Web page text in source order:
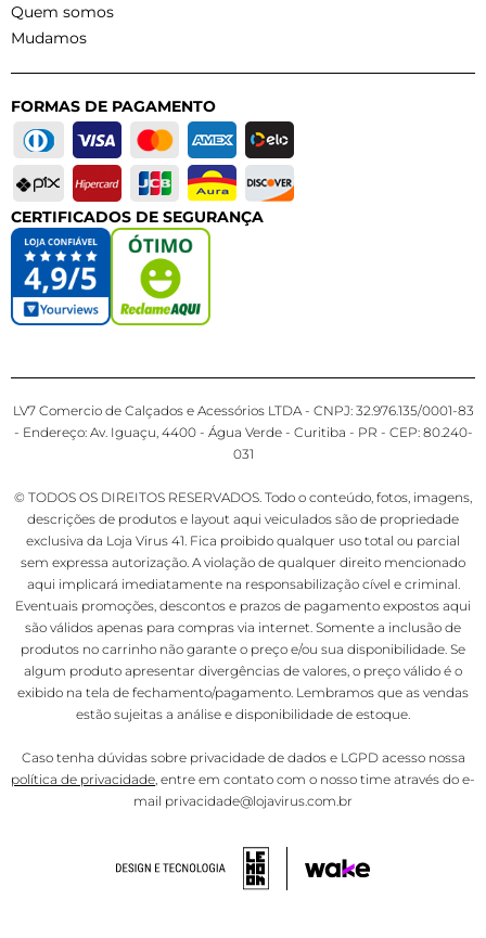
Quem somos
Mudamos
FORMAS DE PAGAMENTO
CERTIFICADOS DE SEGURANÇA
LV7 Comercio de Calçados e Acessórios LTDA - CNPJ: 32.976.135/0001-83
- Endereço: Av. Iguaçu, 4400 - Água Verde - Curitiba - PR - CEP: 80.240-
031
© TODOS OS DIREITOS RESERVADOS. Todo o conteúdo, fotos, imagens,
descrições de produtos e layout aqui veiculados são de propriedade
exclusiva da Loja Virus 41. Fica proibido qualquer uso total ou parcial
sem expressa autorização. A violação de qualquer direito mencionado
aqui implicará imediatamente na responsabilização cível e criminal.
Eventuais promoções, descontos e prazos de pagamento expostos aqui
são válidos apenas para compras via internet. Somente a inclusão de
produtos no carrinho não garante o preço e/ou sua disponibilidade. Se
algum produto apresentar divergências de valores, o preço válido é o
exibido na tela de fechamento/pagamento. Lembramos que as vendas
estão sujeitas a análise e disponibilidade de estoque.
Caso tenha dúvidas sobre privacidade de dados e LGPD acesso nossa
política de privacidade, entre em contato com o nosso time através do e-
mail privacidade@lojavirus.com.br